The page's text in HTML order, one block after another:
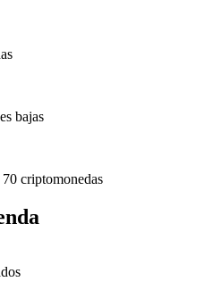
bajas
criptomonedas